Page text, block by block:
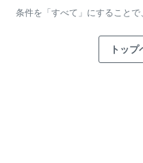
条件を「すべて」にすることで
トッ